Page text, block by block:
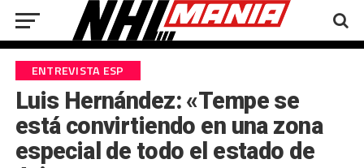
ENTREVISTA ESP
Luis Hernández: «Tempe se
está convirtiendo en una zona
especial de todo el estado de